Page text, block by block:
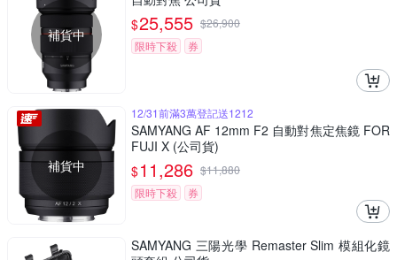
補貨中
$25,555 $26,900
限時下殺
券
補貨中
12/31前滿3萬登記送1212
SAMYANG AF 12mm F2 自動對焦定焦鏡 FOR
FUJI X (公司貨)
$11,286 $11,880
限時下殺
券
SAMYANG 三陽光學 Remaster Slim 模組化鏡